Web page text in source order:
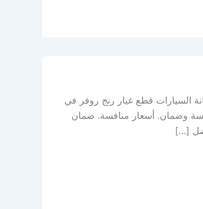
السيارات قطع غيار رنج روفر في
وضمان. أسعار منافسة. ضمان